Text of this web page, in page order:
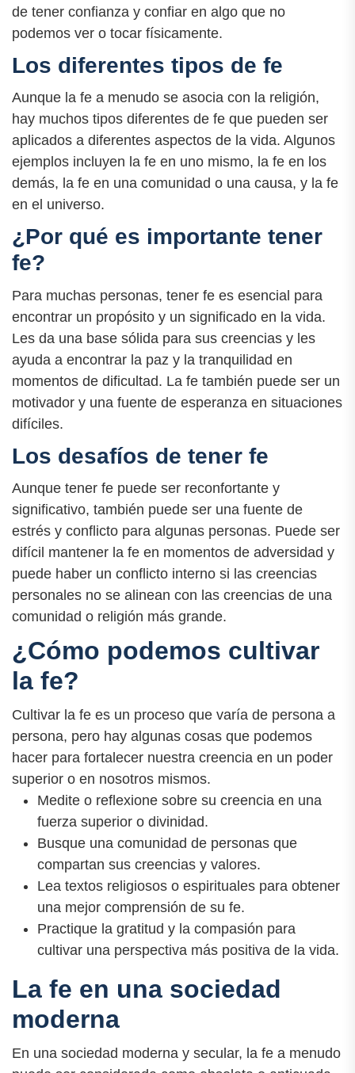
de tener confianza y confiar en algo que no
podemos ver o tocar físicamente.
Los diferentes tipos de fe
Aunque la fe a menudo se asocia con la religión,
hay muchos tipos diferentes de fe que pueden ser
aplicados a diferentes aspectos de la vida. Algunos
ejemplos incluyen la fe en uno mismo, la fe en los
demás, la fe en una comunidad o una causa, y la fe
en el universo.
¿Por qué es importante tener
fe?
Para muchas personas, tener fe es esencial para
encontrar un propósito y un significado en la vida.
Les da una base sólida para sus creencias y les
ayuda a encontrar la paz y la tranquilidad en
momentos de dificultad. La fe también puede ser un
motivador y una fuente de esperanza en situaciones
difíciles.
Los desafíos de tener fe
Aunque tener fe puede ser reconfortante y
significativo, también puede ser una fuente de
estrés y conflicto para algunas personas. Puede ser
difícil mantener la fe en momentos de adversidad y
puede haber un conflicto interno si las creencias
personales no se alinean con las creencias de una
comunidad o religión más grande.
¿Cómo podemos cultivar
la fe?
Cultivar la fe es un proceso que varía de persona a
persona, pero hay algunas cosas que podemos
hacer para fortalecer nuestra creencia en un poder
superior o en nosotros mismos.
Medite o reflexione sobre su creencia en una
fuerza superior o divinidad.
Busque una comunidad de personas que
compartan sus creencias y valores.
Lea textos religiosos o espirituales para obtener
una mejor comprensión de su fe.
Practique la gratitud y la compasión para
cultivar una perspectiva más positiva de la vida.
La fe en una sociedad
moderna
En una sociedad moderna y secular, la fe a menudo